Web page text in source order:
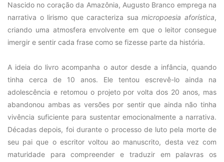
Nascido no coração da Amazônia, Augusto Branco emprega na
narrativa o lirismo que caracteriza suamicropoesia aforística,
criando uma atmosfera envolvente em que o leitor consegue
imergir e sentir cada frase como se fizesse parte da história.
A ideia do livro acompanha o autor desde a infância, quando
tinha cerca de 10 anos. Ele tentou escrevê-lo ainda na
adolescência e retomou o projeto por volta dos 20 anos, mas
abandonou ambas as versões por sentir que ainda não tinha
vivência suficiente para sustentar emocionalmente a narrativa.
Décadas depois, foi durante o processo de luto pela morte de
seu pai que o escritor voltou ao manuscrito, desta vez com
maturidade para compreender e traduzir em palavras os